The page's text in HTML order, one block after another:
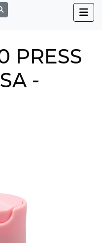
PRESS
-